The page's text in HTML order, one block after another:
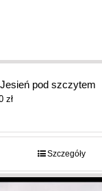
pod szczytem
złZakres
29,00 zł
Szczegóły